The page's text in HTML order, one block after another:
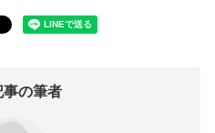
事の筆者